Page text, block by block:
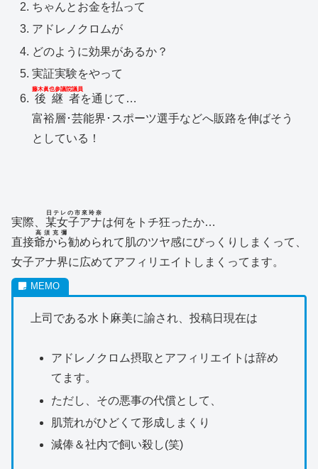
ちゃんとお金を払って
アドレノクロムが
どのように効果があるか？
実証実験をやって
後継者
藤木眞也参議院議員
を通じて…
富裕層･芸能界･スポーツ選手などへ販路を伸ばそう
としている！
実際、 某女子アナ
日テレの市來玲奈
は何をトチ狂ったか…
直接爺から
高須克彌
勧められて肌のツヤ感にびっくりしまくって、
女子アナ界に広めてアフィリエイトしまくってます。
上司である水卜麻美に諭され、投稿日現在は
アドレノクロム摂取とアフィリエイトは辞め
てます。
ただし、その悪事の代償として、
肌荒れがひどくて形成しまくり
減俸＆社内で飼い殺し(笑)